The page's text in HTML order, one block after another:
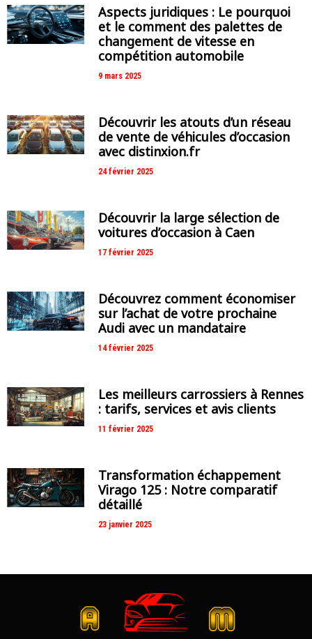
Aspects juridiques : Le pourquoi
et le comment des palettes de
changement de vitesse en
compétition automobile
9 mars 2025
Découvrir les atouts d’un réseau
de vente de véhicules d’occasion
avec distinxion.fr
24 février 2025
Découvrir la large sélection de
voitures d’occasion à Caen
17 février 2025
Découvrez comment économiser
sur l’achat de votre prochaine
Audi avec un mandataire
14 février 2025
Les meilleurs carrossiers à Rennes
: tarifs, services et avis clients
11 février 2025
Transformation échappement
Virago 125 : Notre comparatif
détaillé
23 janvier 2025